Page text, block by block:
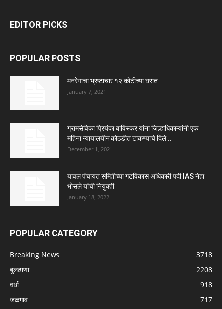
EDITOR PICKS
POPULAR POSTS
मनरेगाचा भ्रष्टाचार १२ कोटीच्या घरात
January 7, 2021
ग्रामसेविका प्रियंका बाविस्कर यांना जिल्हाधिकाऱ्यांनी एक
महिना न्यायालयीन कोठडीत टाकण्याचे दिले...
December 1, 2021
यावल पंचायत समितीच्या गटविकास अधिकारी पदी IAS नेहा
भोसले यांची नियुक्ती
January 18, 2022
POPULAR CATEGORY
Breaking News
3718
बुलढाणा
2208
वर्धा
918
जळगाव
717